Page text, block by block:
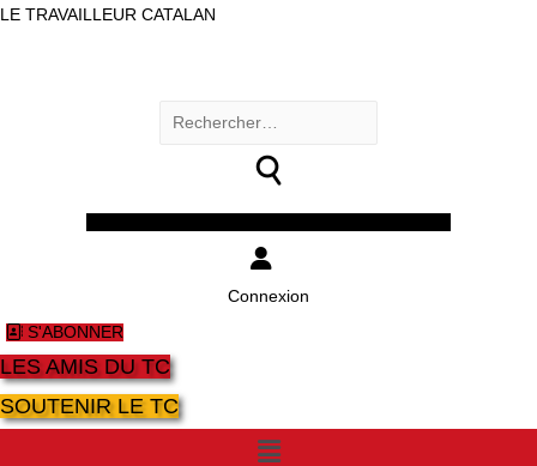
LE TRAVAILLEUR CATALAN
Rechercher :
Connexion
S'ABONNER
LES AMIS DU TC
SOUTENIR LE TC
Menu